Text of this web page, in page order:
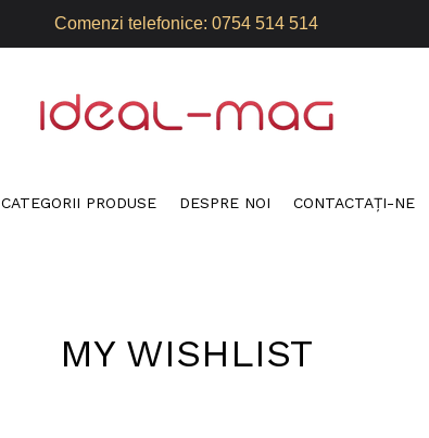
Comenzi telefonice: 0754 514 514
CATEGORII PRODUSE DESPRE NOI CONTACTAŢI-NE
MY WISHLIST